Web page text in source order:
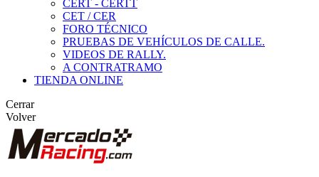
CERT - CERTT
CET / CER
FORO TÉCNICO
PRUEBAS DE VEHÍCULOS DE CALLE.
VIDEOS DE RALLY.
A CONTRATRAMO
TIENDA ONLINE
Cerrar
Volver